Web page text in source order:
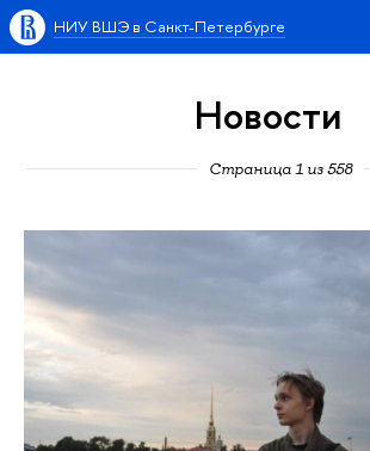
НИУ ВШЭ в Санкт-Петербурге
Новости
Страница 1 из 558